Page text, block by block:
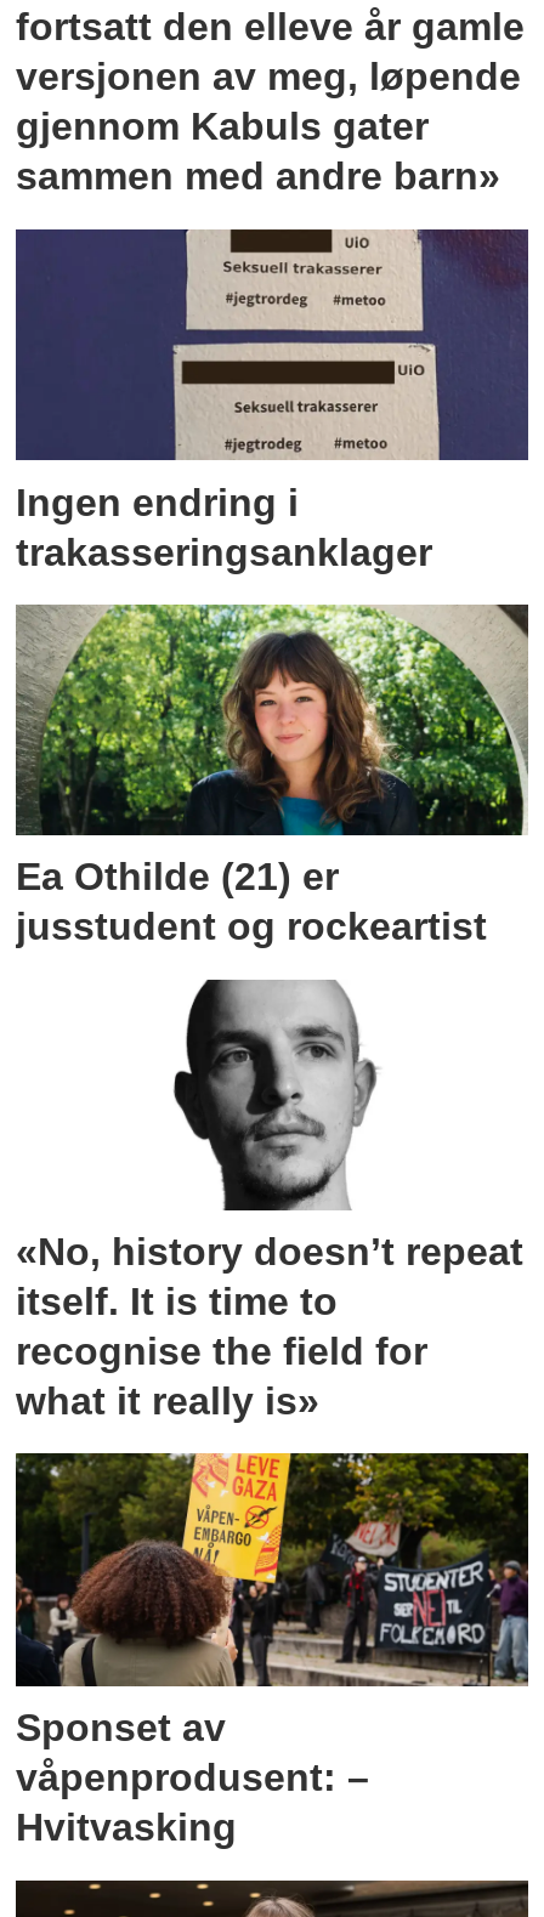
fortsatt den elleve år gamle
versjonen av meg, løpende
gjennom Kabuls gater
sammen med andre barn»
Ingen endring i
trakasseringsanklager
Ea Othilde (21) er
jusstudent og rockeartist
«No, history doesn’t repeat
itself. It is time to
recognise the field for
what it really is»
Sponset av
våpenprodusent: –
Hvitvasking